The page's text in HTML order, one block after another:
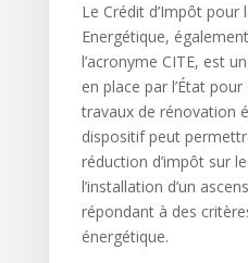
Le Crédit d’Impôt pour
Energétique,
l’acronyme CITE, est
en place par l’État
travaux de rénovation
dispositif peut
réduction d’impôt sur
l’installation d’un
répondant à des
énergétique.